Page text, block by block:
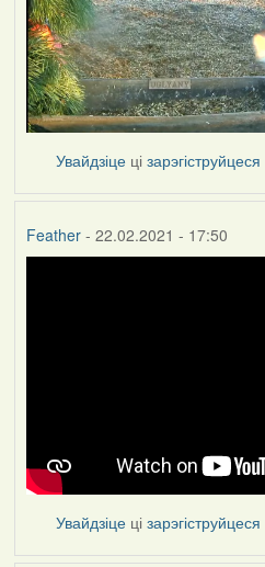
Увайдзіце цізарэгіструйцеся
Feather- 22.02.2021 - 17:50
Увайдзіце цізарэгіструйцеся